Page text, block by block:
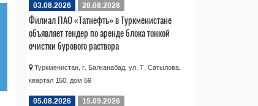
03.08.2026 28.08.2026
Филиал ПАО «Татнефть» в Туркменистане
объявляет тендер по аренде блока тонкой
очистки бурового раствора
Туркменистан, г. Балканабад, ул. Т. Сатылова,
квартал 150, дом 59
05.08.2026 15.09.2026